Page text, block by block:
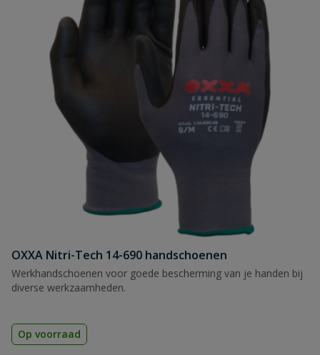
OXXA Nitri-Tech 14-690 handschoenen
Werkhandschoenen voor goede bescherming van je handen bij
diverse werkzaamheden.
Op voorraad